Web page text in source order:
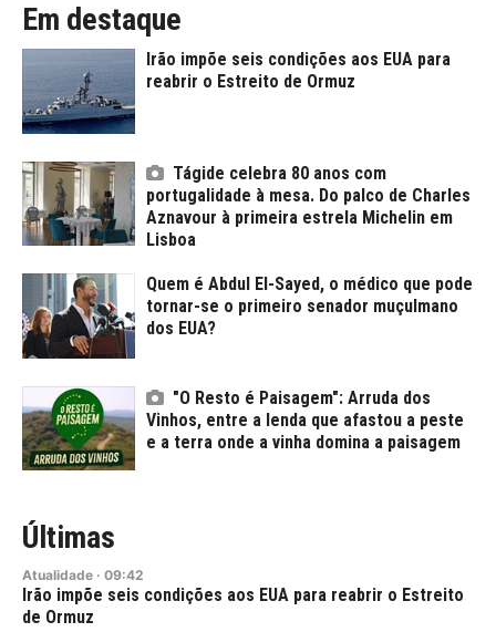
Em destaque
Irão impõe seis condições aos EUA para
reabrir o Estreito de Ormuz
Tágide celebra 80 anos com
portugalidade à mesa. Do palco de Charles
Aznavour à primeira estrela Michelin em
Lisboa
Quem é Abdul El-Sayed, o médico que pode
tornar-se o primeiro senador muçulmano
dos EUA?
"O Resto é Paisagem": Arruda dos
Vinhos, entre a lenda que afastou a peste
e a terra onde a vinha domina a paisagem
Últimas
Atualidade · 09:42
Irão impõe seis condições aos EUA para reabrir o Estreito
de Ormuz